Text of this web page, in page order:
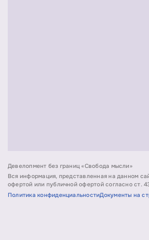
Девелопмент без границ «Свобода мысли»
Вся информация, представленная на данном
офертой или публичной офертой согласно ст.
Политика конфиденциальностиДокументы на